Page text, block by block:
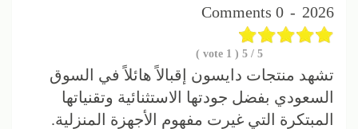
2026
0 Comments
5
/ 5 (
1
vote )
تشهد منتجات دايسون إقبالاً هائلاً في السوق
السعودي بفضل جودتها الاستثنائية وتقنياتها
المبتكرة التي غيرت مفهوم الأجهزة المنزلية.